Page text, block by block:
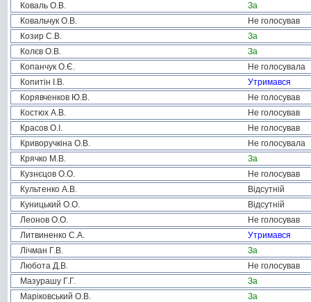
Коваль О.В.
За
Ковальчук О.В.
Не голосував
Козир С.В.
За
Колєв О.В.
За
Копанчук О.Є.
Не голосувала
Копитін І.В.
Утримався
Корявченков Ю.В.
Не голосував
Костюх А.В.
Не голосував
Красов О.І.
Не голосував
Криворучкіна О.В.
Не голосувала
Крячко М.В.
За
Кузнєцов О.О.
Не голосував
Культенко А.В.
Відсутній
Куницький О.О.
Відсутній
Леонов О.О.
Не голосував
Литвиненко С.А.
Утримався
Лічман Г.В.
За
Любота Д.В.
Не голосував
Мазурашу Г.Г.
За
Маріковський О.В.
За